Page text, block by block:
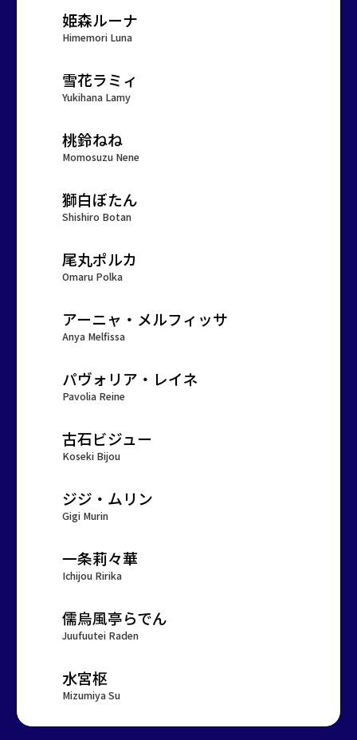
姫森ルーナ
Himemori Luna
雪花ラミィ
Yukihana Lamy
桃鈴ねね
Momosuzu Nene
獅白ぼたん
Shishiro Botan
尾丸ポルカ
Omaru Polka
アーニャ・メルフィッサ
Anya Melfissa
パヴォリア・レイネ
Pavolia Reine
古石ビジュー
Koseki Bijou
ジジ・ムリン
Gigi Murin
一条莉々華
Ichijou Ririka
儒烏風亭らでん
Juufuutei Raden
水宮枢
Mizumiya Su